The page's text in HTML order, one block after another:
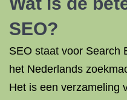
SEO?
SEO staat voor Search
het Nederlands
Het is een verzameling